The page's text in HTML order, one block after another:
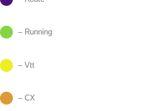
– Running
– Vtt
– CX